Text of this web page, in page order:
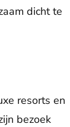
dicht te
resorts en
bezoek